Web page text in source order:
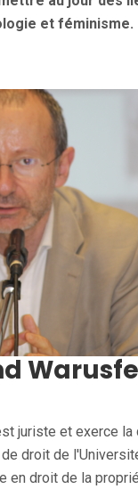
et féminisme.
juriste et exerce
droit de
en droit de la